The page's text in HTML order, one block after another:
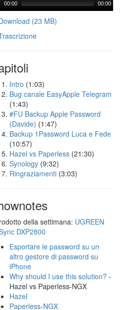
00:00 00:00
(23 MB)
Intro (1:03)
Bug canale EasyApple Telegram
(1:43)
#FU Backup Apple Password
(Davide) (1:47)
Backup 1Password Luca e Fede
(10:57)
Hazel vs Paperless (21:30)
Synology (9:32)
Ringraziamenti (3:03)
della settimana: UGREEN
DXP2800
Esportare le password su un
altro gestore di password su
iPhone
Why should I use this solution? -
Hazel vs Paperless-NGX
Hazel
Paperless-NGX